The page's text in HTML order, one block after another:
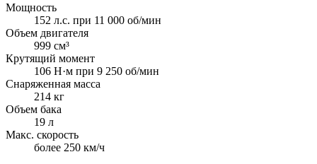
Мощность
152 л.с. при 11 000 об/мин
Объем двигателя
999 см³
Крутящий момент
106 Н·м при 9 250 об/мин
Снаряженная масса
214 кг
Объем бака
19 л
Макс. скорость
более 250 км/ч